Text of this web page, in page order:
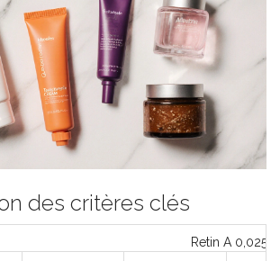
des critères clés
Retin A 0,025